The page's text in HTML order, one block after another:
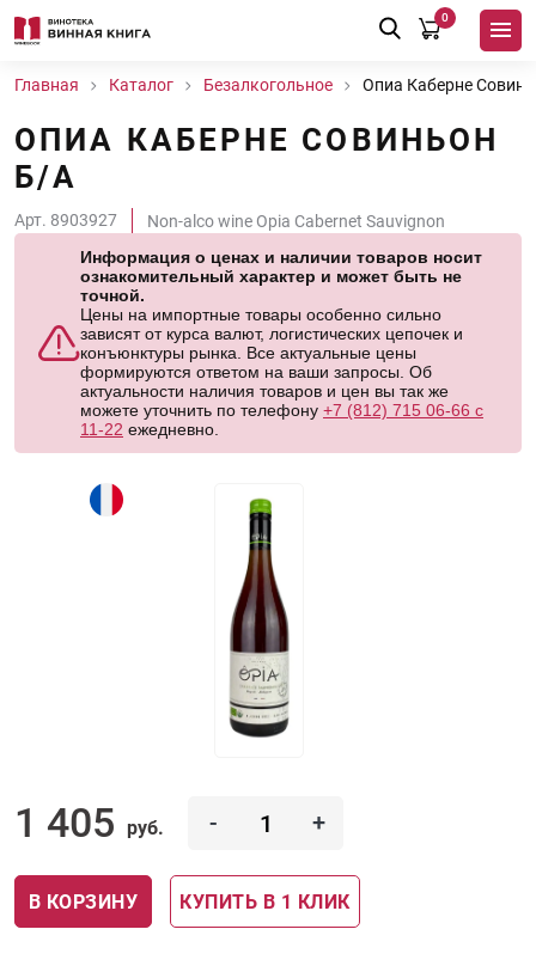
0
Главная Каталог Безалкогольное Опиа Каберне
ОПИА КАБЕРНЕ СОВИНЬОН
Б/А
Арт. 8903927
Non-alco wine Opia Cabernet Sauvignon
Информация о ценах и наличии товаров носит
ознакомительный характер и может быть не
точной.
Цены на импортные товары особенно сильно
зависят от курса валют, логистических цепочек и
конъюнктуры рынка. Все актуальные цены
формируются ответом на ваши запросы. Об
актуальности наличия товаров и цен вы так же
можете уточнить по телефону +7 (812) 715 06-66 с
11-22 ежедневно.
1 405 руб. - +
В КОРЗИНУ КУПИТЬ В 1 КЛИК